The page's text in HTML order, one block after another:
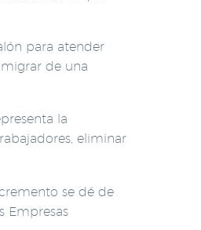
para atender
de una
la
eliminar
se dé de
Empresas